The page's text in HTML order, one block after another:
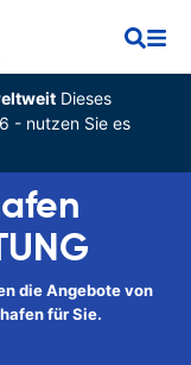
Dieses
- nutzen Sie es
die Angebote von
für Sie.